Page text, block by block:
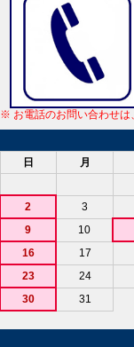
※ お電話のお問い合わせは
日
月
2
3
9
10
16
17
23
24
30
31